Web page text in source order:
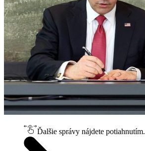
Ďalšie správy nájdete potiahnutím.